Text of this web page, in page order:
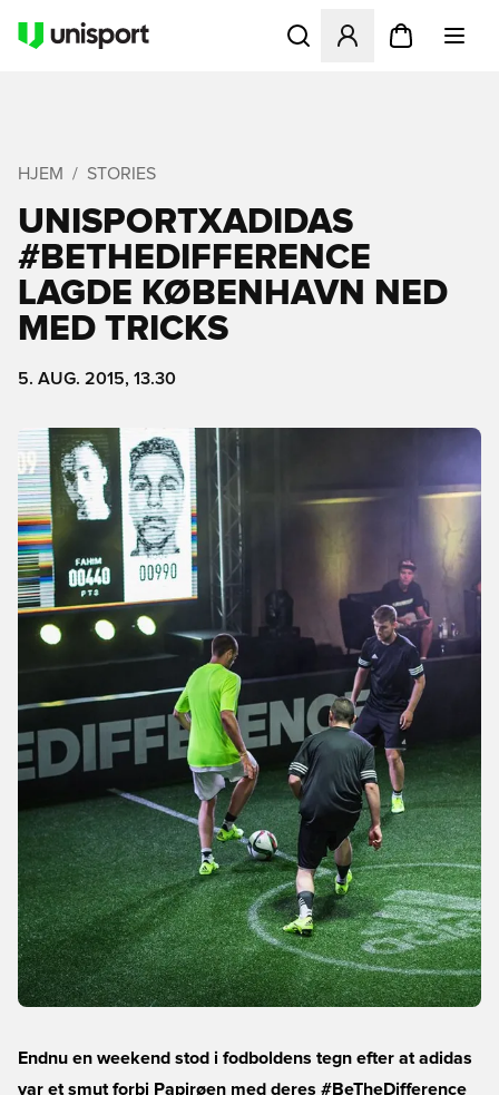
Åbner en Modal til at
HJEM STORIES
UNISPORTXADIDAS
#BETHEDIFFERENCE
LAGDE KØBENHAVN NED
MED TRICKS
5. AUG. 2015, 13.30
Endnu en weekend stod i fodboldens tegn efter at adidas
var et smut forbi Papirøen med deres #BeTheDifference